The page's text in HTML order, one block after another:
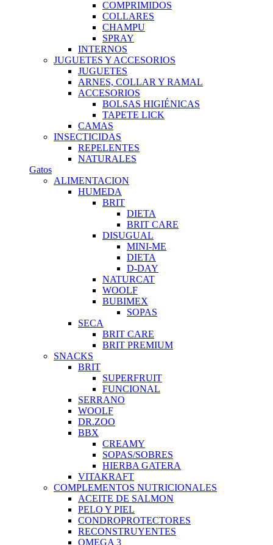
COMPRIMIDOS
COLLARES
CHAMPU
SPRAY
INTERNOS
JUGUETES Y ACCESORIOS
JUGUETES
ARNES, COLLAR Y RAMAL
ACCESORIOS
BOLSAS HIGIÉNICAS
TAPETE LICK
CAMAS
INSECTICIDAS
REPELENTES
NATURALES
Gatos
ALIMENTACION
HUMEDA
BRIT
DIETA
BRIT CARE
DISUGUAL
MINI-ME
DIETA
D-DAY
NATURCAT
WOOLF
BUBIMEX
SOPAS
SECA
BRIT CARE
BRIT PREMIUM
SNACKS
BRIT
SUPERFRUIT
FUNCIONAL
SERRANO
WOOLF
DR.ZOO
BBX
CREAMY
SOPAS/SOBRES
HIERBA GATERA
VITAKRAFT
COMPLEMENTOS NUTRICIONALES
ACEITE DE SALMON
PELO Y PIEL
CONDROPROTECTORES
RECONSTRUYENTES
OMEGA 3